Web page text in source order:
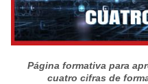
Página formativa para
cuatro cifras de